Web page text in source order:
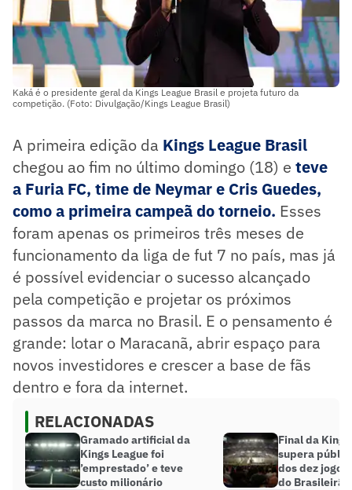
Kaká é o presidente geral da Kings League Brasil e projeta futuro da
competição. (Foto: Divulgação/Kings League Brasil)
A primeira edição da Kings League Brasil
chegou ao fim no último domingo (18) e teve
a Furia FC, time de Neymar e Cris Guedes,
como a primeira campeã do torneio. Esses
foram apenas os primeiros três meses de
funcionamento da liga de fut 7 no país, mas já
é possível evidenciar o sucesso alcançado
pela competição e projetar os próximos
passos da marca no Brasil. E o pensamento é
grande: lotar o Maracanã, abrir espaço para
novos investidores e crescer a base de fãs
dentro e fora da internet.
RELACIONADAS
Gramado artificial da
Kings League foi
’emprestado’ e teve
custo milionário
Final da
supera
dos dez
do Brasileirão